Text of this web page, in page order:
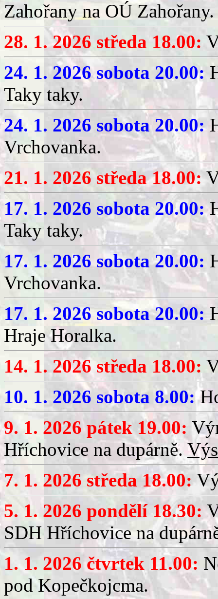
Zahořany na OÚ Zahořany.
28. 1. 2026 středa 18.00:
24. 1. 2026 sobota 20.00:
Taky taky.
24. 1. 2026 sobota 20.00:
Vrchovanka.
21. 1. 2026 středa 18.00:
17. 1. 2026 sobota 20.00:
Taky taky.
17. 1. 2026 sobota 20.00:
Vrchovanka.
17. 1. 2026 sobota 20.00:
Hraje Horalka.
14. 1. 2026 středa 18.00:
10. 1. 2026 sobota 8.00:
9. 1. 2026 pátek 19.00:
Hříchovice na dupárně.
7. 1. 2026 středa 18.00:
5. 1. 2026 pondělí 18.30:
SDH Hříchovice na
1. 1. 2026 čtvrtek 11.00:
pod Kopečkojcma.